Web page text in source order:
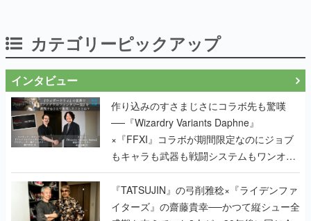
カテゴリーピックアップ
インタビュー
作り込みのすさまじさにコラボ先も驚嘆
──『Wizardry Variants Daphne』
×『FFXI』コラボが期間限定なのにジョブ
もキャラも武器も戦闘システムもワンオフ
で作り込まれた理由を両ディレクターに聞
く
『TATSUJIN』の弓削雅稔×『ライデンファ
イターズ』の齋藤貴幸──かつて縦シュー全